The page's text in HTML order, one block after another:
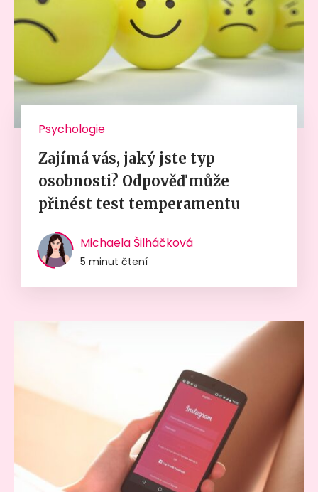
Psychologie
Zajímá vás, jaký jste typ
osobnosti? Odpověď může
přinést test temperamentu
Michaela Šilháčková
5 minut čtení